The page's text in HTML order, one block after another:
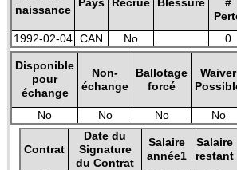
naissance
1992-02-04 CAN No 0
Disponible
pour
échange
Non-
échange
Ballotage
forcé
Waiver
No
No No No
Contrat
Date du
Signature
du Contrat
Salaire
année1
Salaire
restant